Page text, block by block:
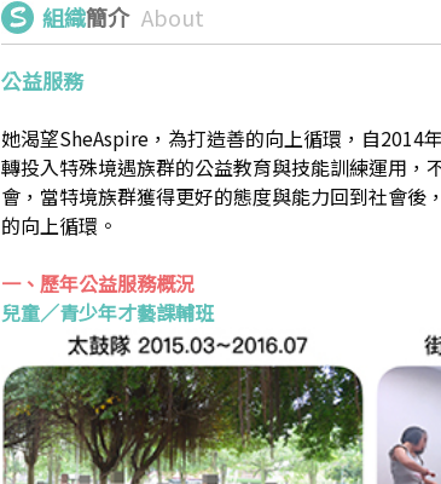
組織簡介 About
公益服務
她渴望SheAspire，為打造善的向上循環，自2014
轉投入特殊境遇族群的公益教育與技能訓練運用
會，當特境族群獲得更好的態度與能力回到社會
的向上循環。
一、歷年公益服務概況
兒童／青少年才藝課輔班